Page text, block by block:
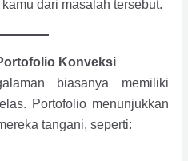
dari masalah tersebut.
Konveksi
biasanya memiliki
Portofolio menunjukkan
tangani, seperti: